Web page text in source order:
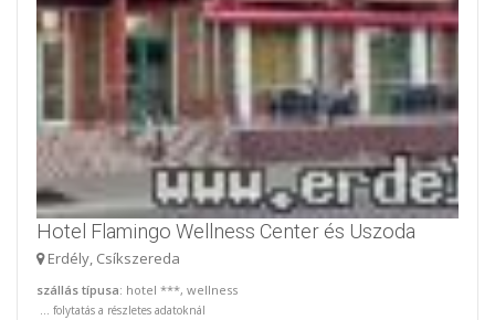
Hotel Flamingo Wellness Center és Uszoda
Erdély, Csíkszereda
szállás típusa: hotel ***, wellness
... folytatás a részletes adatoknál